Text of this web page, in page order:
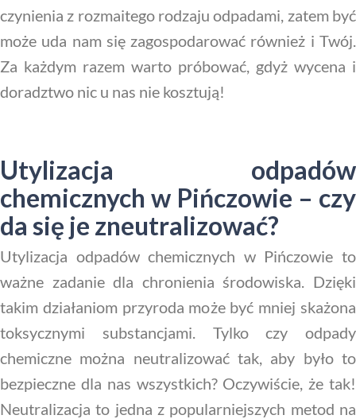
czynienia z rozmaitego rodzaju odpadami, zatem być
może uda nam się zagospodarować również i Twój.
Za każdym razem warto próbować, gdyż wycena i
doradztwo nic u nas nie kosztują!
Utylizacja odpadów
chemicznych w Pińczowie – czy
da się je zneutralizować?
Utylizacja odpadów chemicznych w Pińczowie to
ważne zadanie dla chronienia środowiska. Dzięki
takim działaniom przyroda może być mniej skażona
toksycznymi substancjami. Tylko czy odpady
chemiczne można neutralizować tak, aby było to
bezpieczne dla nas wszystkich? Oczywiście, że tak!
Neutralizacja to jedna z popularniejszych metod na